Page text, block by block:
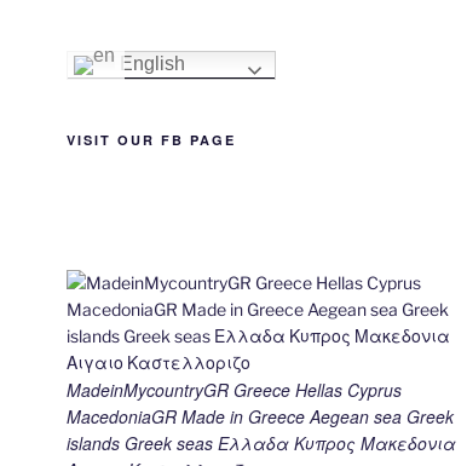
English
VISIT OUR FB PAGE
MadeinMycountryGR Greece Hellas Cyprus
MacedoniaGR Made in Greece Aegean sea Greek
islands Greek seas Ελλαδα Κυπρος Μακεδονια